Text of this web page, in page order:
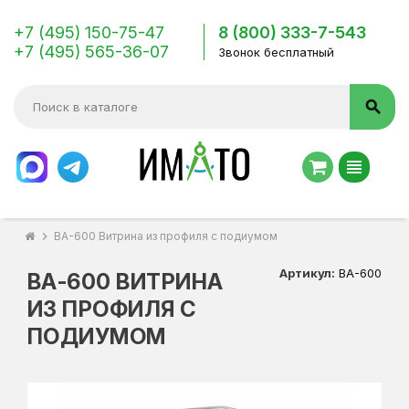
+7 (495) 150-75-47
+7 (495) 565-36-07
8 (800) 333-7-543
Звонок бесплатный
search
view_headline
chevron_right ВА-600 Витрина из профиля с подиумом
ВА-600 ВИТРИНА
ИЗ ПРОФИЛЯ С
ПОДИУМОМ
Артикул: ВА-600